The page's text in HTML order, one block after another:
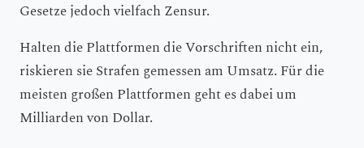
Gesetze jedoch vielfach Zensur.
Halten die Plattformen die Vorschriften nicht ein,
riskieren sie Strafen gemessen am Umsatz. Für die
meisten großen Plattformen geht es dabei um
Milliarden von Dollar.